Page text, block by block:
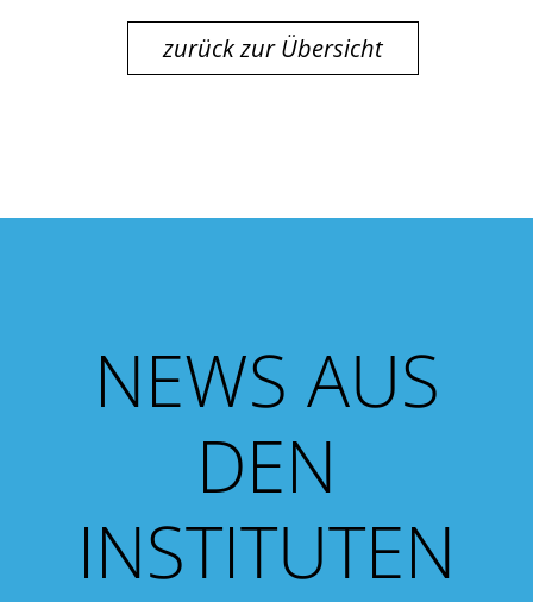
zurück zur Übersicht
NEWS AUS
DEN
INSTITUTEN